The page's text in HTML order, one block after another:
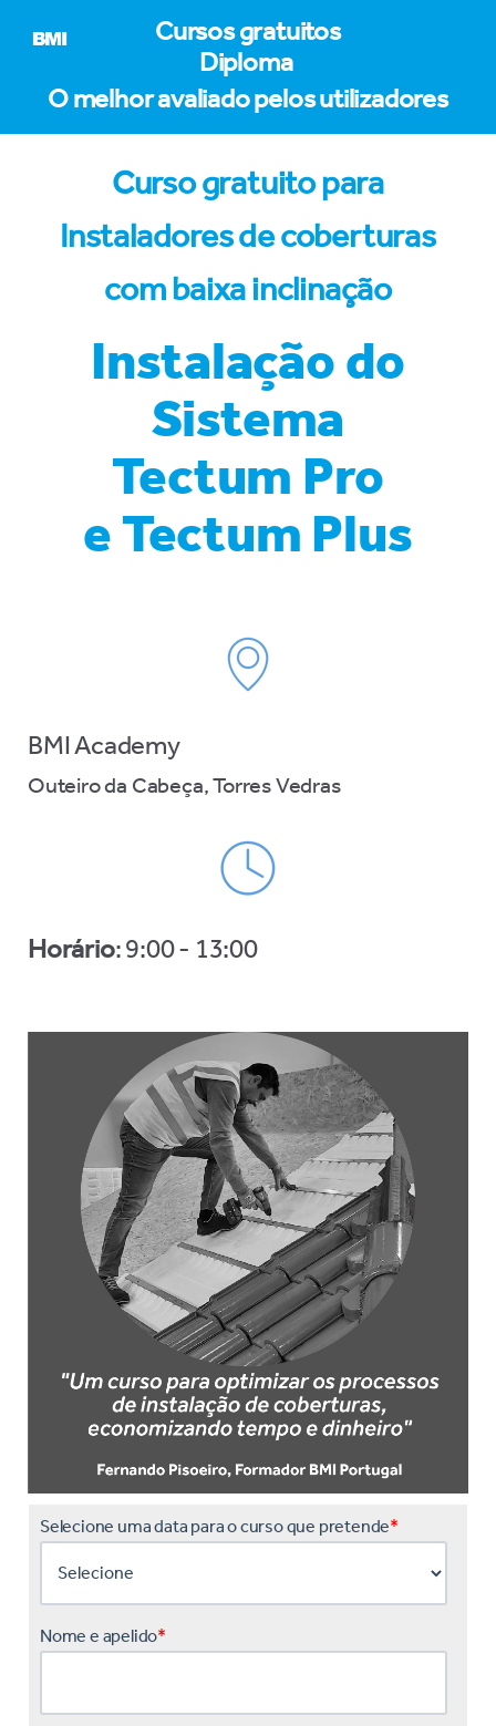
Cursos gratuitos
Diploma
O melhor avaliado pelos utilizadores
Curso gratuito para
Instaladores de coberturas
com baixa inclinação
Instalação do
Sistema
Tectum Pro
e Tectum Plus
BMI Academy
Outeiro da Cabeça, Torres Vedras
Horário:9:00 - 13:00
Selecione uma data para o curso que pretende*
Nome e apelido*